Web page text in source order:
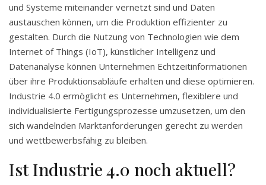
und Systeme miteinander vernetzt sind und Daten
austauschen können, um die Produktion effizienter zu
gestalten. Durch die Nutzung von Technologien wie dem
Internet of Things (IoT), künstlicher Intelligenz und
Datenanalyse können Unternehmen Echtzeitinformationen
über ihre Produktionsabläufe erhalten und diese optimieren.
Industrie 4.0 ermöglicht es Unternehmen, flexiblere und
individualisierte Fertigungsprozesse umzusetzen, um den
sich wandelnden Marktanforderungen gerecht zu werden
und wettbewerbsfähig zu bleiben.
Ist Industrie 4.0 noch aktuell?